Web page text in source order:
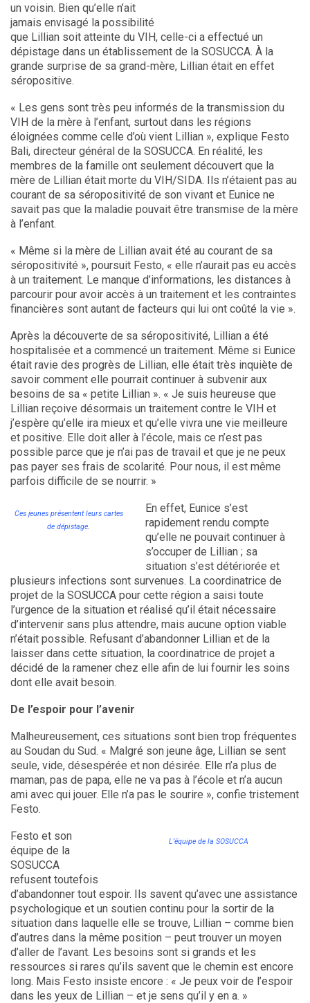
un voisin. Bien qu’elle n’ait
jamais envisagé la possibilité
que Lillian soit atteinte du VIH, celle-ci a effectué un
dépistage dans un établissement de la SOSUCCA. À la
grande surprise de sa grand-mère, Lillian était en effet
séropositive.
« Les gens sont très peu informés de la transmission du
VIH de la mère à l’enfant, surtout dans les régions
éloignées comme celle d’où vient Lillian », explique Festo
Bali, directeur général de la SOSUCCA. En réalité, les
membres de la famille ont seulement découvert que la
mère de Lillian était morte du VIH/SIDA. Ils n’étaient pas au
courant de sa séropositivité de son vivant et Eunice ne
savait pas que la maladie pouvait être transmise de la mère
à l’enfant.
« Même si la mère de Lillian avait été au courant de sa
séropositivité », poursuit Festo, « elle n’aurait pas eu accès
à un traitement. Le manque d’informations, les distances à
parcourir pour avoir accès à un traitement et les contraintes
financières sont autant de facteurs qui lui ont coûté la vie ».
Après la découverte de sa séropositivité, Lillian a été
hospitalisée et a commencé un traitement. Même si Eunice
était ravie des progrès de Lillian, elle était très inquiète de
savoir comment elle pourrait continuer à subvenir aux
besoins de sa « petite Lillian ». « Je suis heureuse que
Lillian reçoive désormais un traitement contre le VIH et
j’espère qu’elle ira mieux et qu’elle vivra une vie meilleure
et positive. Elle doit aller à l’école, mais ce n’est pas
possible parce que je n’ai pas de travail et que je ne peux
pas payer ses frais de scolarité. Pour nous, il est même
parfois difficile de se nourrir. »
Ces jeunes présentent leurs cartes
de dépistage.
En effet, Eunice s’est
rapidement rendu compte
qu’elle ne pouvait continuer à
s’occuper de Lillian ; sa
situation s’est détériorée et
plusieurs infections sont survenues. La coordinatrice de
projet de la SOSUCCA pour cette région a saisi toute
l’urgence de la situation et réalisé qu’il était nécessaire
d’intervenir sans plus attendre, mais aucune option viable
n’était possible. Refusant d’abandonner Lillian et de la
laisser dans cette situation, la coordinatrice de projet a
décidé de la ramener chez elle afin de lui fournir les soins
dont elle avait besoin.
De l’espoir pour l’avenir
Malheureusement, ces situations sont bien trop fréquentes
au Soudan du Sud. « Malgré son jeune âge, Lillian se sent
seule, vide, désespérée et non désirée. Elle n’a plus de
maman, pas de papa, elle ne va pas à l’école et n’a aucun
ami avec qui jouer. Elle n’a pas le sourire », confie tristement
Festo.
L’équipe de la SOSUCCA
Festo et son
équipe de la
SOSUCCA
refusent toutefois
d’abandonner tout espoir. Ils savent qu’avec une assistance
psychologique et un soutien continu pour la sortir de la
situation dans laquelle elle se trouve, Lillian – comme bien
d’autres dans la même position – peut trouver un moyen
d’aller de l’avant. Les besoins sont si grands et les
ressources si rares qu’ils savent que le chemin est encore
long. Mais Festo insiste encore : « Je peux voir de l’espoir
dans les yeux de Lillian – et je sens qu’il y en a. »